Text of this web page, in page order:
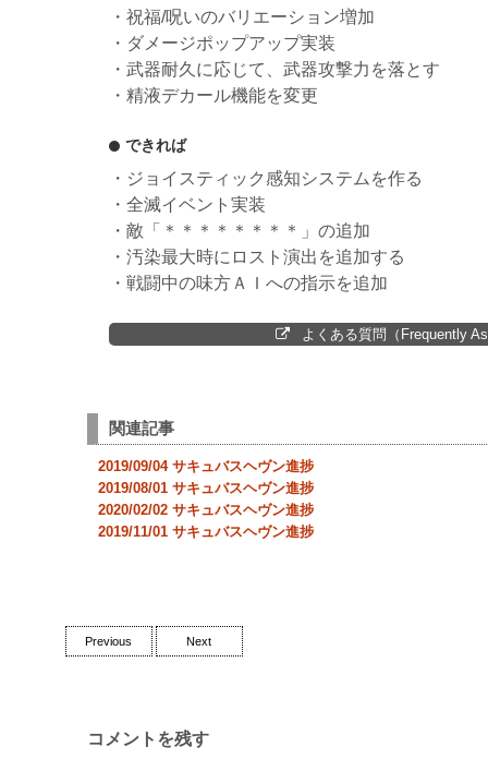
・祝福/呪いのバリエーション増加
・ダメージポップアップ実装
・武器耐久に応じて、武器攻撃力を落とす
・精液デカール機能を変更
できれば
・ジョイスティック感知システムを作る
・全滅イベント実装
・敵「＊＊＊＊＊＊＊＊」の追加
・汚染最大時にロスト演出を追加する
・戦闘中の味方ＡＩへの指示を追加
よくある質問（Frequently
関連記事
2019/09/04 サキュバスヘヴン進捗
2019/08/01 サキュバスヘヴン進捗
2020/02/02 サキュバスヘヴン進捗
2019/11/01 サキュバスヘヴン進捗
Previous Next
コメントを残す